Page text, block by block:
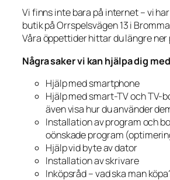
Vi finns inte bara på internet – vi
butik på Orrspelsvägen 13 i
Våra öppettider hittar du längre ner
Några saker vi kan hjälpa dig
Hjälp med smartphone
Hjälp med smart-TV och TV-
även visa hur du använder
Installation av program och
oönskade program
Hjälp vid byte av dator
Installation av skrivare
Inköpsråd – vad ska man